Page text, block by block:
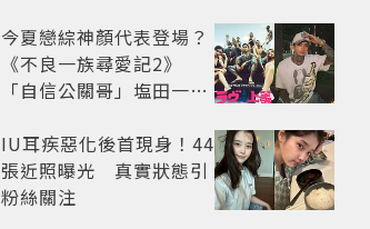
今夏戀綜神顏代表登場？
《不良一族尋愛記2》
「自信公關哥」塩田一馬
老闆
IU耳疾惡化後首現身！44
張近照曝光 真實狀態引
粉絲關注